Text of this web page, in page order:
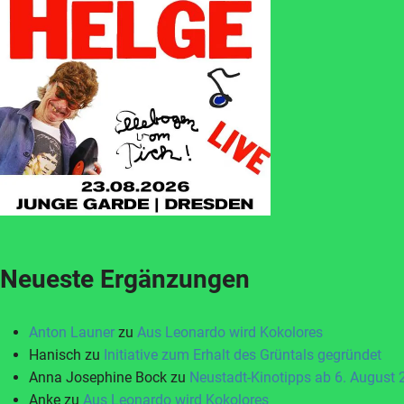
Neueste Ergänzungen
Anton Launer zu Aus Leonardo wird Kokolores
Hanisch zu Initiative zum Erhalt des Grüntals gegründet
Anna Josephine Bock zu Neustadt-Kinotipps ab 6. August
Anke zu Aus Leonardo wird Kokolores